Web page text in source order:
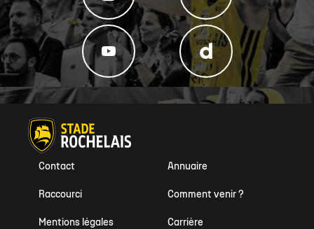
Annuaire
Contact
Comment venir ?
Raccourci
Carrière
Mentions légales